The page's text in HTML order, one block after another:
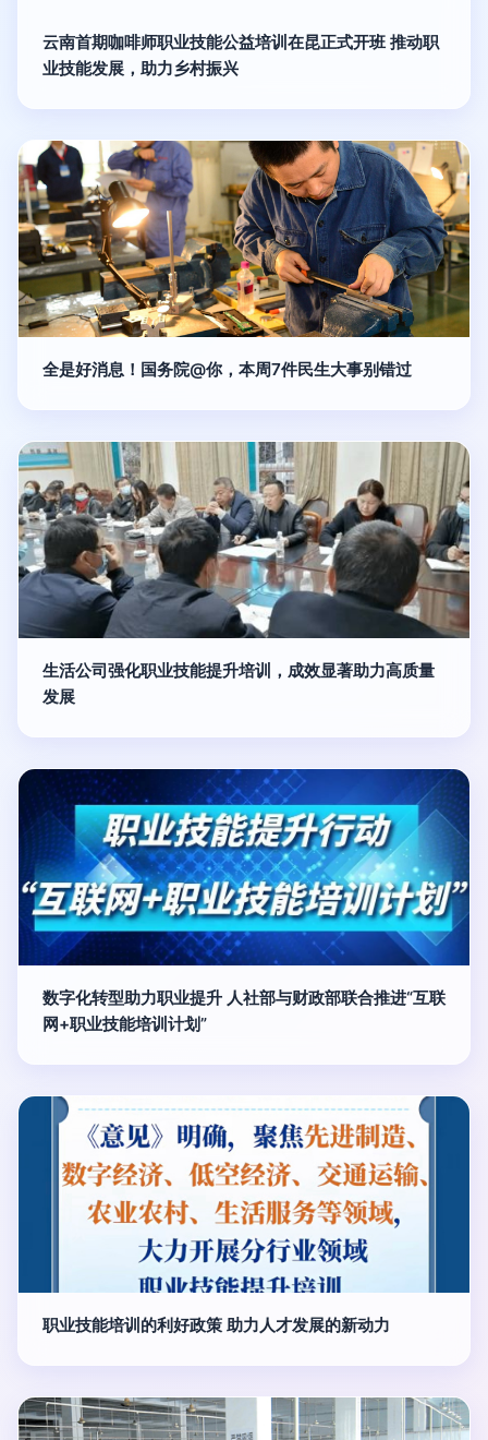
云南首期咖啡师职业技能公益培训在昆正式开班 推动职
业技能发展，助力乡村振兴
全是好消息！国务院@你，本周7件民生大事别错过
生活公司强化职业技能提升培训，成效显著助力高质量
发展
数字化转型助力职业提升 人社部与财政部联合推进“互联
网+职业技能培训计划”
职业技能培训的利好政策 助力人才发展的新动力